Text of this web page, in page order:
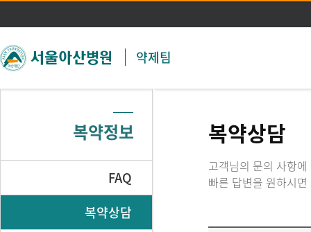
주메뉴 바로가기
본문 바로가기
약제팀
복약정보
FAQ
복약상담
복약상담
고객님의 문의 사항
빠른 답변을 원하시